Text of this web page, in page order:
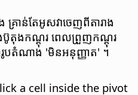
រាន់​តែ​អូស​វា​ចេញ​ពី​តារាង
ប៊ូតុង​កណ្ដុរ ពេល​ព្រួញ​កណ្ដុរ​
រូប​តំណាង​ 'មិន​អនុញ្ញាត' ។​
a cell inside the pivot